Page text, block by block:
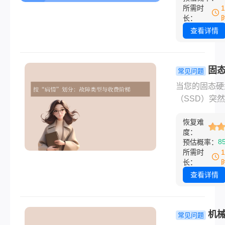
该磁盘，这
提高恢复成
的项目资料
因误删除、
或磁盘故障
幸运的是，
数情况下，
未真正“消失
正确的方法
有很大的机
找回。那么
据如何恢复
文将系统性
几种常用且
数据恢复方
心注意点，
所需时
长：
查看详情
常见问题
固
数据恢复一
要收费多少
费门道！
当您的固态
（SSD）突
件、珍贵的
片或多年的
料可能瞬间
危。在焦急
决方案时，
恢复一般需
恢复难
度：
预估概率：
所需时
长：
查看详情
常见问题 机